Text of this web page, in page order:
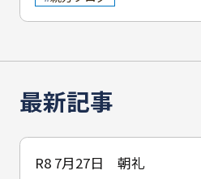
最新記事
R8 7月27日 朝礼